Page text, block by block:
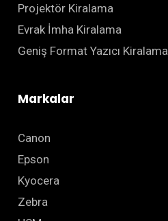
Projektör Kiralama
Evrak İmha Kiralama
Geniş Format Yazıcı Kiralama
Markalar
Canon
Epson
Kyocera
Zebra